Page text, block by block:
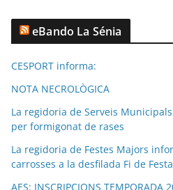
eBando La Sénia
CESPORT informa:
NOTA NECROLÒGICA
La regidoria de Serveis
per formigonat de rases
La regidoria de Festes Majors
carrosses a la desfilada Fi de
AES: INSCRIPCIONS TEMPORADA